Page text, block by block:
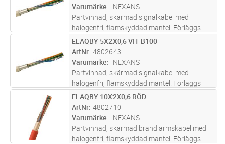
erfordras. Kabeln förläggs inomhus i fast
förläggning och...läs mer
Varumärke
NEXANS
Partvinnad, skärmad signalkabel med
halogenfri, flamskyddad mantel. Förläggs
inom- och utomhus, även i mark i slang/rör.
Uppfyller brandkrav enligt CPR klass
Dcas2d2a2.
M Lägg i kundvagn
ELAQBY 5X2X0,6 VIT B100
ArtNr 4802643
Varumärke
NEXANS
Partvinnad, skärmad signalkabel med
halogenfri, flamskyddad mantel. Förläggs
inom- och utomhus, även i mark i slang/rör.
Uppfyller brandkrav enligt CPR klass
Dcas2d2a2.
M Lägg i kundvagn
ELAQBY 10X2X0,6 RÖD
ArtNr 4802710
Varumärke
NEXANS
Partvinnad, skärmad brandlarmskabel med
halogenfri, flamskyddad mantel. Förläggs